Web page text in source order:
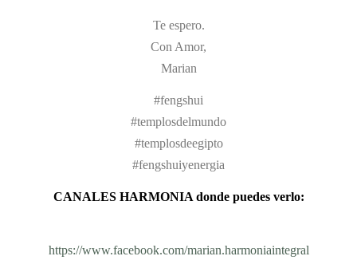
Te espero.
Con Amor,
Marian
#fengshui
#templosdelmundo
#templosdeegipto
#fengshuiyenergia
CANALES HARMONIA donde puedes verlo:
https://www.facebook.com/marian.harmoniaintegral